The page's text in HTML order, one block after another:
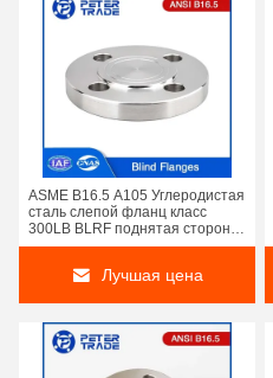
ASME B16.5 A105 Углеродистая
сталь слепой фланц класс
300LB BLRF поднятая сторона
для химической
Лучшая цена